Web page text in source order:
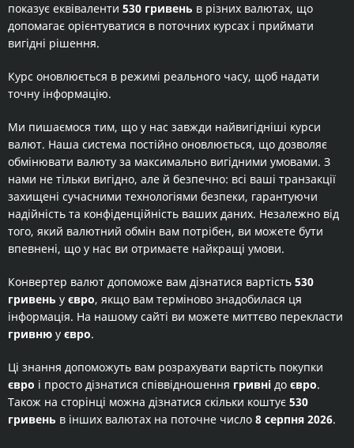
показує еквіваленти 530 гривень в різних валютах, що
допомагає орієнтуватися в поточних курсах і приймати
вигідні рішення.
Курс оновлюється в режимі реального часу, щоб надати
точну інформацію.
Ми пишаємося тим, що у нас завжди найвигідніші курси
валют. Наша система постійно оновлюється, що дозволяє
обмінювати валюту за максимально вигідними умовами. З
нами не тільки вигідно, але й безпечно: всі ваші транзакції
захищені сучасними технологіями безпеки, гарантуючи
надійність та конфіденційність ваших даних. Незалежно від
того, який валютний обмін вам потрібен, ви можете бути
впевнені, що у нас ви отримаєте найкращі умови.
Конвертер валют допоможе вам дізнатися вартість 530
гривень у євро, якщо вам терміново знадобилася ця
інформація. На нашому сайті ви можете миттєво перекласти
гривню у євро.
Ці знання допоможуть вам розрахувати вартість покупки
євро і просто дізнатися співвідношення гривні до євро.
Також на сторінці можна дізнатися скільки коштує 530
гривень в інших валютах на поточне число 8 серпня 2026.